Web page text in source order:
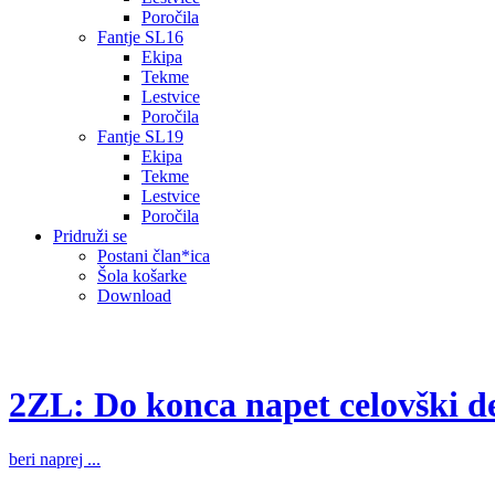
Poročila
Fantje SL16
Ekipa
Tekme
Lestvice
Poročila
Fantje SL19
Ekipa
Tekme
Lestvice
Poročila
Pridruži se
Postani član*ica
Šola košarke
Download
2ZL: Do konca napet celovški
beri naprej ...